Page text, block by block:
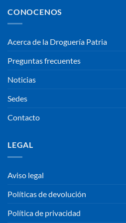
CONOCENOS
Acerca de la Droguería Patria
Preguntas frecuentes
Noticias
Sedes
Contacto
LEGAL
Aviso legal
Políticas de devolución
Política de privacidad